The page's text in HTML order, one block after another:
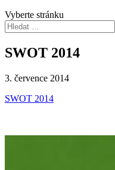
Vyberte stránku
SWOT 2014
3. července 2014
SWOT 2014